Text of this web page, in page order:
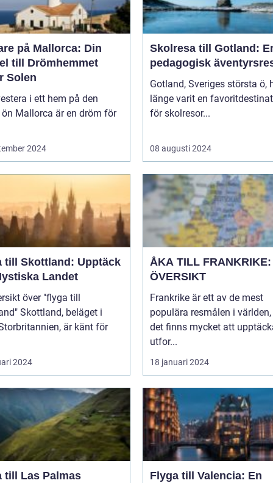
på Mallorca: Din
till Drömhemmet
Solen
i ett hem på den
Mallorca är en dröm för
2024
Skolresa till Gotland:
pedagogisk
Gotland, Sveriges största ö,
länge varit en
för skolresor...
08 augusti 2024
till Skottland: Upptäck
Landet
över "flyga till
beläget i
är känt för
2024
ÅKA TILL FRANKRIKE:
ÖVERSIKT
Frankrike är ett av de mest
populära resmålen i
det finns mycket att
utfor...
18 januari 2024
till Las Palmas
Flyga till Valencia: En